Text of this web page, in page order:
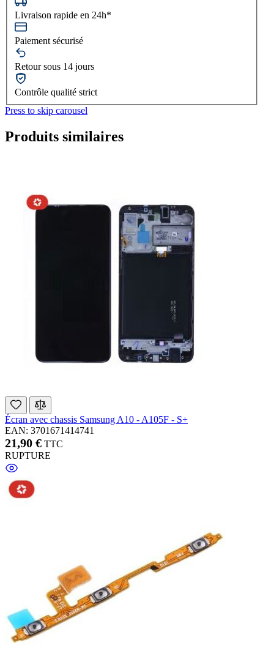
Livraison rapide en 24h*
Paiement sécurisé
Retour sous 14 jours
Contrôle qualité strict
Press to skip carousel
Produits similaires
Écran avec chassis Samsung A10 - A105F - S+
EAN: 3701671414741
21,90 € TTC
RUPTURE